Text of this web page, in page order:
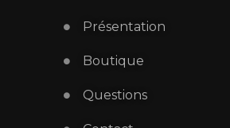
Présentation
Boutique
Questions